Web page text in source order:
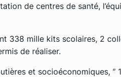
de centres de santé,
338 mille kits scolaires, 2
de réaliser.
et socioéconomiques,